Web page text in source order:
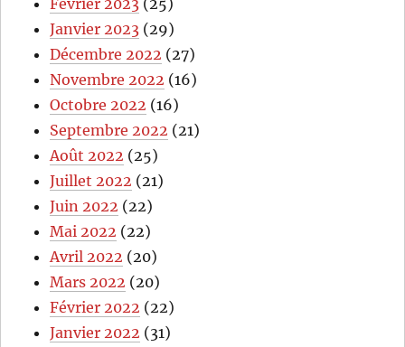
Janvier 2023 (29)
Décembre 2022 (27)
Novembre 2022 (16)
Octobre 2022 (16)
Septembre 2022 (21)
Août 2022 (25)
Juillet 2022 (21)
Juin 2022 (22)
Mai 2022 (22)
Avril 2022 (20)
Mars 2022 (20)
Février 2022 (22)
Janvier 2022 (31)